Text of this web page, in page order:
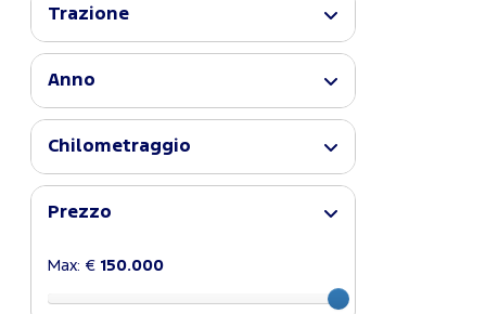
Trazione
Anno
Chilometraggio
Prezzo
Max: € 150.000